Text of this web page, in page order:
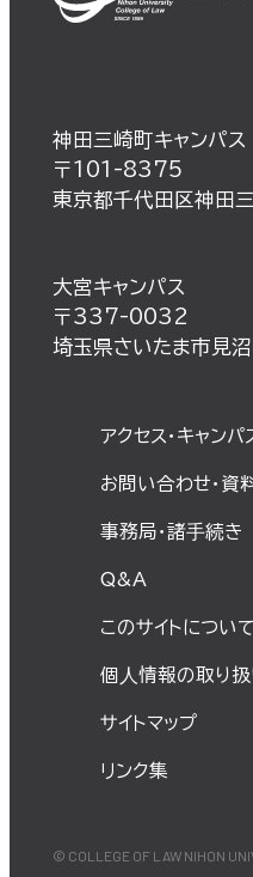
神田三崎町キャンパス
〒101-8375
東京都千代田区神田
大宮キャンパス
〒337-0032
埼玉県さいたま市見
アクセス・キャンパ
お問い合わせ・資
事務局・諸⼿続き
Q&A
このサイトについて
個⼈情報の取り扱
サイトマップ
リンク集
© COLLEGE OF LAW NIHON